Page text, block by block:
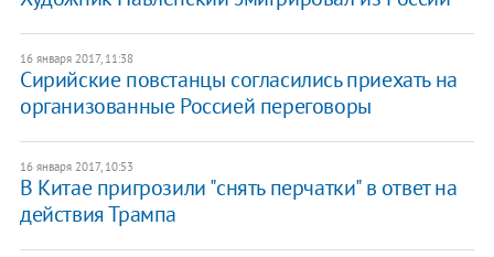
16 января 2017, 11:38
Сирийские повстанцы согласились приехать на
организованные Россией переговоры
16 января 2017, 10:53
В Китае пригрозили "снять перчатки" в ответ на
действия Трампа